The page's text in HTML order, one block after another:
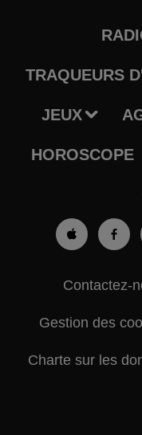
TRAQUEURS
JEUX
HOROSCOPE
Contactez-
Gestion des
Charte sur les